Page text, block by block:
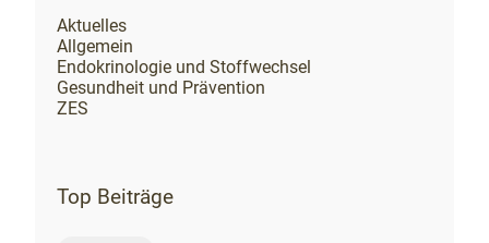
Aktuelles
Allgemein
Endokrinologie und Stoffwechsel
Gesundheit und Prävention
ZES
Top Beiträge